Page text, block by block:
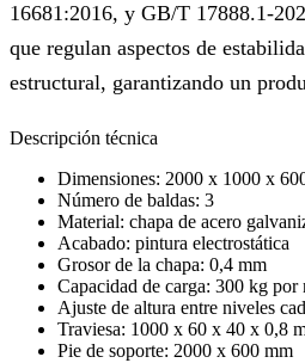
16681:2016, y GB/T 17888.1-
que regulan aspectos de
estructural, garantizando un
Descripción técnica
Dimensiones: 2000 x 1000 x
Número de baldas: 3
Material: chapa de acero
Acabado: pintura electrostática
Grosor de la chapa: 0,4 mm
Capacidad de carga: 300 kg por
Ajuste de altura entre niveles
Traviesa: 1000 x 60 x 40 x 0,8
Pie de soporte: 2000 x 600 mm